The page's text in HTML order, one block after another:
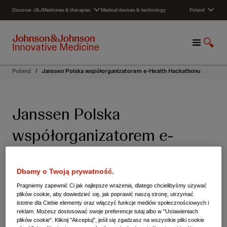
c
Discover J&JMedicines & therapies Medical devices & technology Poland
M
n
S
o
Poland / Janssen Polska współorganizatorem e-Health Hackathonu
Janssen Polska
współorganizatorem e-
stycznia 21, 2025 10:19 PM
Dbamy o Twoją prywatność.
Pragniemy zapewnić Ci jak najlepsze wrażenia, dlatego chcielibyśmy używać
plików cookie, aby dowiedzieć się, jak poprawić naszą stronę, utrzymać
istotne dla Ciebie elementy oraz włączyć funkcje mediów społecznościowych i
reklam. Możesz dostosować swoje preferencje tutaj albo w "Ustawieniach
plików cookie". Kliknij "Akceptuj", jeśli się zgadzasz na wszystkie pliki cookie